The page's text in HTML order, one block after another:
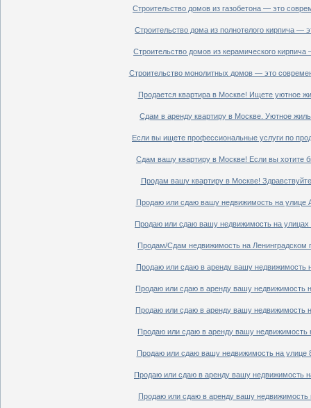
Строительство домов из газобетона — это
Строительство дома из полнотелого кирпича —
Строительство домов из керамического
Строительство монолитных домов — это
Продается квартира в Москве! Ищете уютное
Сдам в аренду квартиру в Москве. Уютное
Если вы ищете профессиональные услуги по
Сдам вашу квартиру в Москве! Если вы хотите
Продам вашу квартиру в Москве!
Продаю или сдаю вашу недвижимость на улице
Продаю или сдаю вашу недвижимость на
Продам/Сдам недвижимость на Ленинградском
Продаю или сдаю в аренду вашу недвижимость
Продаю или сдаю в аренду вашу недвижимость
Продаю или сдаю в аренду вашу недвижимость
Продаю или сдаю в аренду вашу недвижимость
Продаю или сдаю вашу недвижимость на улице
Продаю или сдаю в аренду вашу недвижимость
Продаю или сдаю в аренду вашу недвижимость